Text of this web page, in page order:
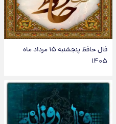
فال حافظ پنجشنبه ۱۵ مرداد ماه
۱۴۰۵